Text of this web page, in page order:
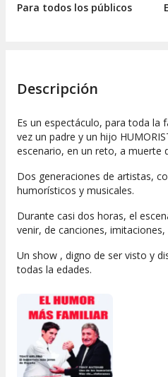
Para todos los públicos
Descripción
Es un espectáculo, para toda la
vez un padre y un hijo
escenario, en un reto, a muerte
Dos generaciones de artistas,
humorísticos y musicales.
Durante casi dos horas, el
venir, de canciones,
Un show , digno de ser visto y
todas la edades.